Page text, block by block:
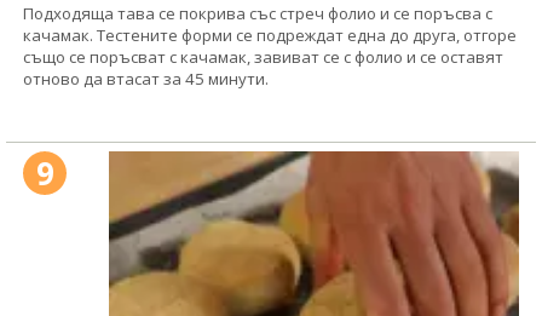
Подходяща тава се покрива със стреч фолио и се поръсва с
качамак. Тестените форми се подреждат една до друга, отгоре
също се поръсват с качамак, завиват се с фолио и се оставят
отново да втасат за 45 минути.
9